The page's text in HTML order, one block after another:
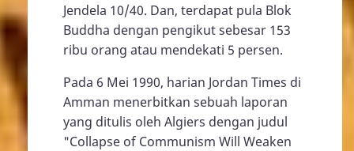
Jendela 10/40. Dan, terdapat pula Blok
Buddha dengan pengikut sebesar 153
ribu orang atau mendekati 5 persen.
Pada 6 Mei 1990, harian Jordan Times di
Amman menerbitkan sebuah laporan
yang ditulis oleh Algiers dengan judul
"Collapse of Communism Will Weaken